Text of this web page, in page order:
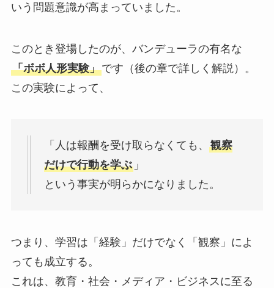
いう問題意識が高まっていました。
このとき登場したのが、バンデューラの有名な
「ボボ人形実験」です（後の章で詳しく解説）。
この実験によって、
「人は報酬を受け取らなくても、 観察
だけで行動を学ぶ」
という事実が明らかになりました。
つまり、学習は「経験」だけでなく「観察」によ
っても成立する。
これは、教育・社会・メディア・ビジネスに至る